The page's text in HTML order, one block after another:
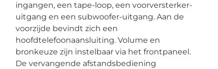
ingangen, een tape-loop, een voorversterker-
uitgang en een subwoofer-uitgang. Aan de
voorzijde bevindt zich een
hoofdtelefoonaansluiting. Volume en
bronkeuze zijn instelbaar via het frontpaneel.
De vervangende afstandsbediening